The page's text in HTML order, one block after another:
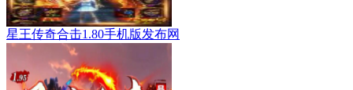
星王传奇合击1.80手机版发布网